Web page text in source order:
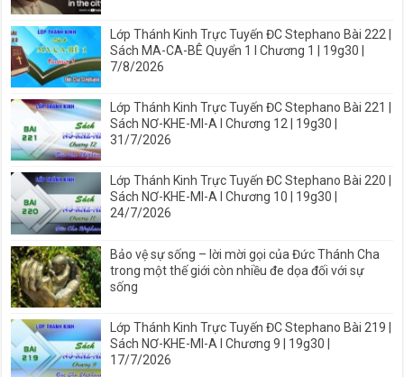
Lớp Thánh Kinh Trực Tuyến ĐC Stephano Bài 222 |
Sách MA-CA-BÊ Quyển 1 I Chương 1 | 19g30 |
7/8/2026
Lớp Thánh Kinh Trực Tuyến ĐC Stephano Bài 221 |
Sách NƠ-KHE-MI-A I Chương 12 | 19g30 |
31/7/2026
Lớp Thánh Kinh Trực Tuyến ĐC Stephano Bài 220 |
Sách NƠ-KHE-MI-A I Chương 10 | 19g30 |
24/7/2026
Bảo vệ sự sống – lời mời gọi của Đức Thánh Cha
trong một thế giới còn nhiều đe dọa đối với sự
sống
Lớp Thánh Kinh Trực Tuyến ĐC Stephano Bài 219 |
Sách NƠ-KHE-MI-A I Chương 9 | 19g30 |
17/7/2026